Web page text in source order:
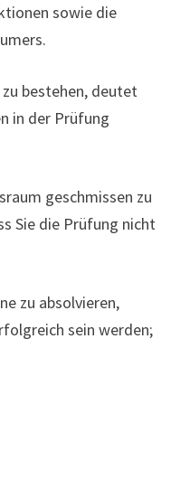
sowie die
bestehen, deutet
in der Prüfung
geschmissen zu
Sie die Prüfung nicht
zu absolvieren,
sein werden;